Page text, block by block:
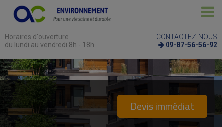
Horaires d'ouverture
du lundi au vendredi 8h - 18h
CONTACTEZ-NOUS
09-87-56-56-92
Devis immédiat